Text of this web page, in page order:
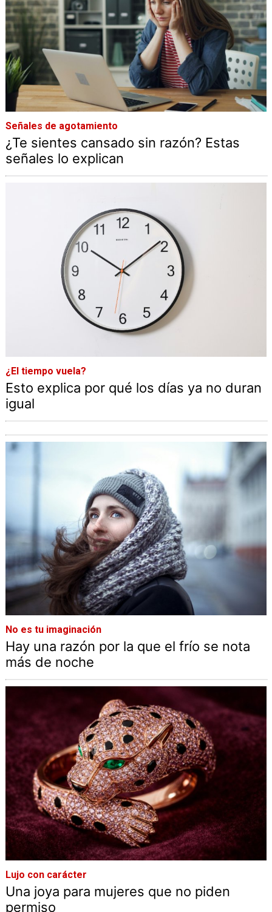
Señales de agotamiento
¿Te sientes cansado sin razón? Estas
señales lo explican
¿El tiempo vuela?
Esto explica por qué los días ya no duran
igual
No es tu imaginación
Hay una razón por la que el frío se nota
más de noche
Lujo con carácter
Una joya para mujeres que no piden
permiso